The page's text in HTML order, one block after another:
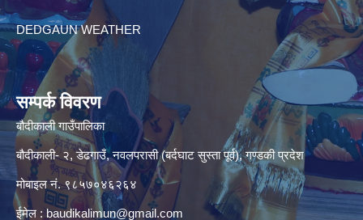
DEDGAUN WEATHER
सम्पर्क विवरण
बौदीकाली गाउँपालिका
बौदीकाली- २, डेढगाउँ, नवलपरासी (बर्दघाट सुस्ता पूर्व), गण्डकी प्रदेश
मोबाइल नं. ९८५७०४६२६४
ईमेल : baudikalimun@gmail.com